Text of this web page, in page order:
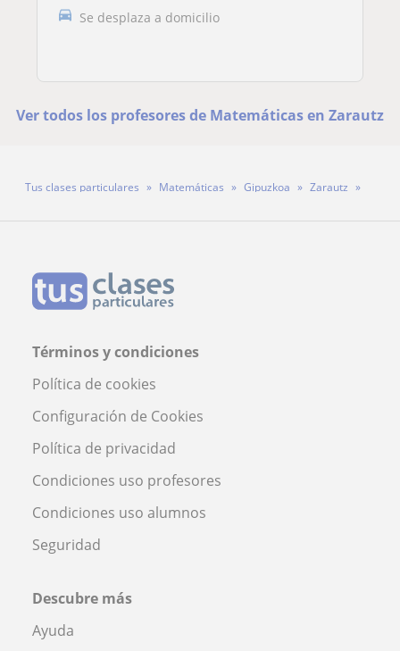
Se desplaza a domicilio
Ver todos los profesores de Matemáticas en Zarautz
Tus clases particulares Matemáticas Gipuzkoa
Zarautz
Términos y condiciones
Política de cookies
Configuración de Cookies
Política de privacidad
Condiciones uso profesores
Condiciones uso alumnos
Seguridad
Descubre más
Ayuda